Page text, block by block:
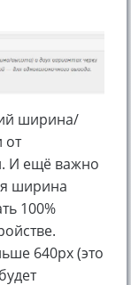
ширина/
от
И ещё важно
ширина
100%
640px (это